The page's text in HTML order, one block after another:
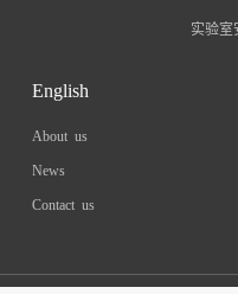
实验室
English
About us
News
Contact us